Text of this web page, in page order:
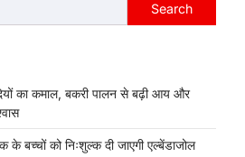
Search
का कमाल, बकरी पालन से बढ़ी आय और
के बच्चों को निःशुल्क दी जाएगी एल्बेंडाजोल